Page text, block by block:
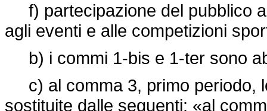
f) partecipazione del pubblico
agli eventi e alle competizioni
b) i commi 1-bis e 1-ter sono
c) al comma 3, primo periodo,
sostituite dalle seguenti: «al